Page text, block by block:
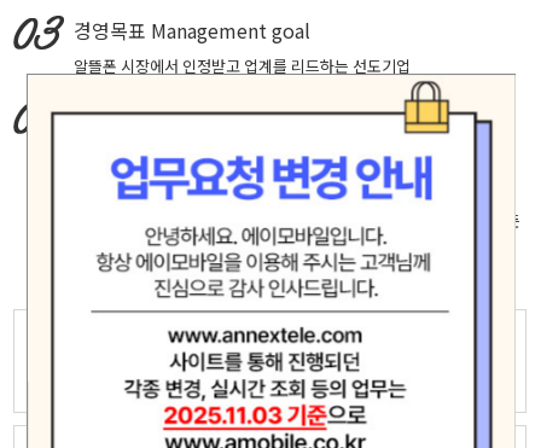
경영목표 Management goal
알뜰폰 시장에서 인정받고 업계를 리드하는 선도기업
핵심가치Core Values
창의적 도전, 실패에 안주하지 않고 성공을 확신하는 자세로 최고에 도
전합니다.
고객중심, 고객의 입장에서 생각하고 배려하며 진심으로 소통합니다.
책임과 헌신, 신뢰 존중 배려가 깃든 마음으로 직원 제휴사 고객등 모든
인연을 소중히 여기며 공정하고 바르게 행동합니다.
모험(Adventure)
우리는 자유롭고 창의적인 상상력으로
새로운 가치창조에 끊임없이 도전하고모험